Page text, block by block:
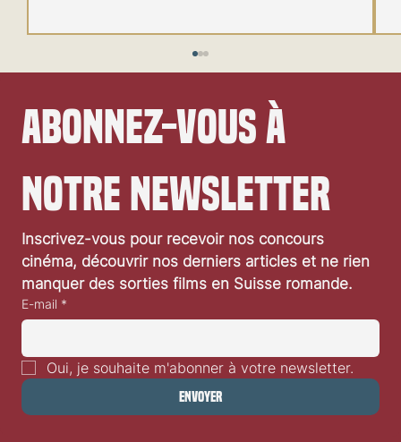
«Masters of the Universe» («Les Maîtres de
l’univers») de Travis Knight: critique vidéo
Abonnez-vous à
notre newsletter
Inscrivez-vous pour recevoir nos concours
cinéma, découvrir nos derniers articles et ne rien
manquer des sorties films en Suisse romande.
E-mail *
Oui, je souhaite m'abonner à votre newsletter.
Envoyer